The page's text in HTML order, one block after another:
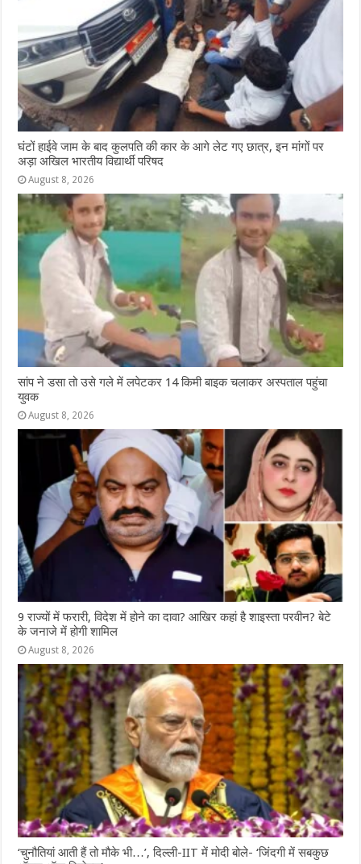
घंटों हाईवे जाम के बाद कुलपति की कार के आगे लेट गए छात्र, इन मांगों पर
अड़ा अखिल भारतीय विद्यार्थी परिषद
August 8, 2026
सांप ने डसा तो उसे गले में लपेटकर 14 किमी बाइक चलाकर अस्पताल पहुंचा
युवक
August 8, 2026
9 राज्‍यों में फरारी, व‍िदेश में होने का दावा? आख‍िर कहां है शाइस्‍ता परवीन? बेटे
के जनाजे में होगी शामिल
August 8, 2026
‘चुनौतियां आती हैं तो मौके भी…’, दिल्ली-IIT में मोदी बोले- ‘जिंदगी में सबकुछ